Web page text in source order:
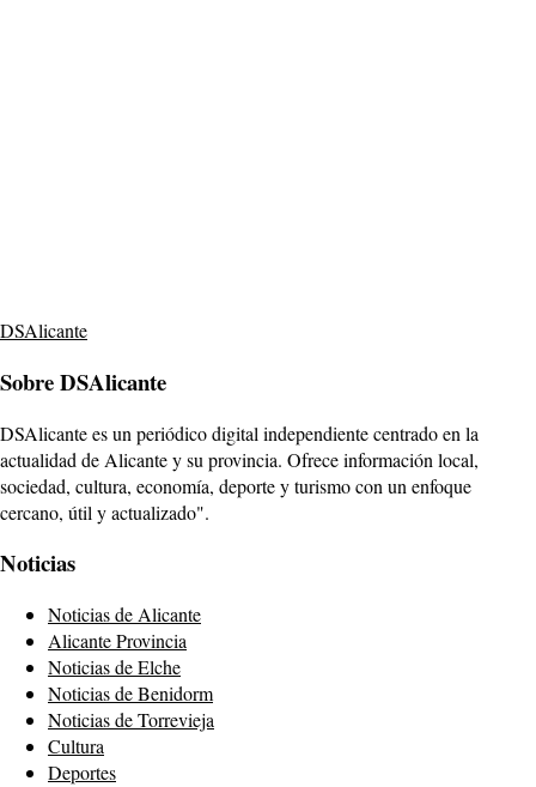
DSAlicante
Sobre DSAlicante
DSAlicante es un periódico digital independiente centrado en la
actualidad de Alicante y su provincia. Ofrece información local,
sociedad, cultura, economía, deporte y turismo con un enfoque
cercano, útil y actualizado".
Noticias
Noticias de Alicante
Alicante Provincia
Noticias de Elche
Noticias de Benidorm
Noticias de Torrevieja
Cultura
Deportes